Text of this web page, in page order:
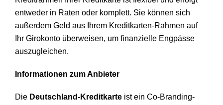
entweder in Raten oder komplett. Sie können sich
außerdem Geld aus Ihrem Kreditkarten-Rahmen auf
Ihr Girokonto überweisen, um finanzielle Engpässe
auszugleichen.
Informationen zum Anbieter
Die Deutschland-Kreditkarte ist ein Co-Branding-